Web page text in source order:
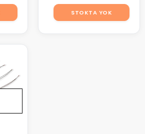
STOKTA YOK